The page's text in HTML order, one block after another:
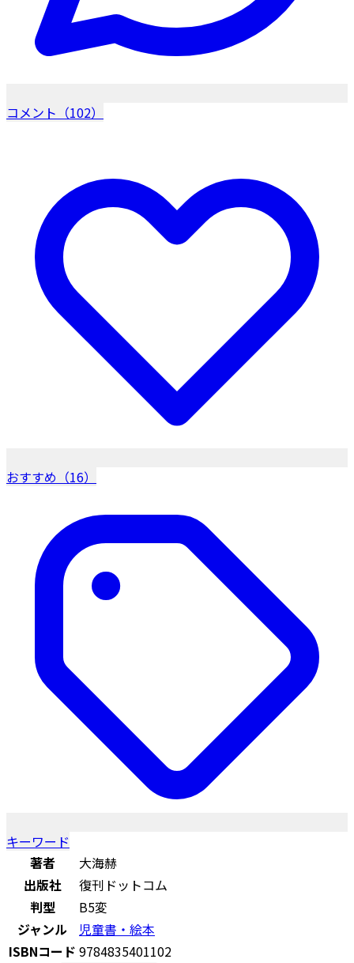
コメント（102）
おすすめ（16）
キーワード
著者
大海赫
出版社
復刊ドットコム
判型
B5変
ジャンル
児童書・絵本
ISBNコード 9784835401102